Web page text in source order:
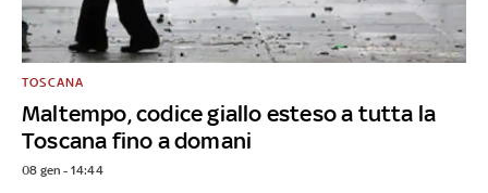
Maltempo, codice giallo esteso a tutta la
Toscana fino a domani
TOSCANA
08 gen - 14:44